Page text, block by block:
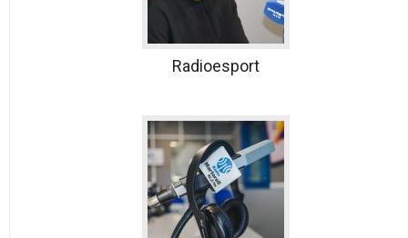
Radioesport